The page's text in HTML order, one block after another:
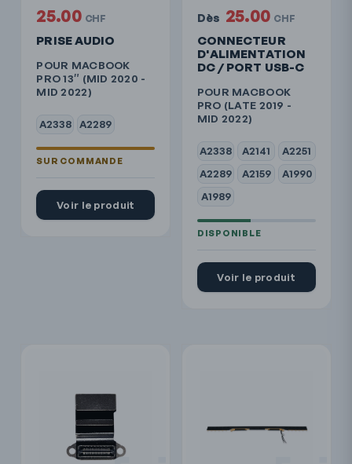
PRISE AUDIO
POUR MACBOOK
PRO 13″ (MID 2020 -
MID 2022)
A2338 A2289
25.00 CHF
Voir le produit
CONNECTEUR
D'ALIMENTATION
DC / PORT USB-C
POUR MACBOOK
PRO (LATE 2019 -
MID 2022)
A2338 A2141
A2251
A2289
A2159
A1990
A1989
Dès 25.00 CHF
Voir le produit